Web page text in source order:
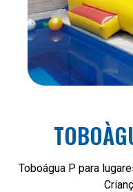
Toboágua P para